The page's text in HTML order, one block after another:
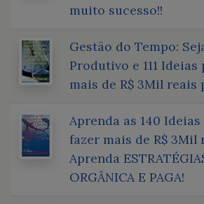
muito sucesso!!
Gestão do Tempo:
Produtivo e 111
mais de R$ 3Mil reais
Aprenda as 140
fazer mais de R$ 3Mil
Aprenda
ORGÂNICA E PAGA!